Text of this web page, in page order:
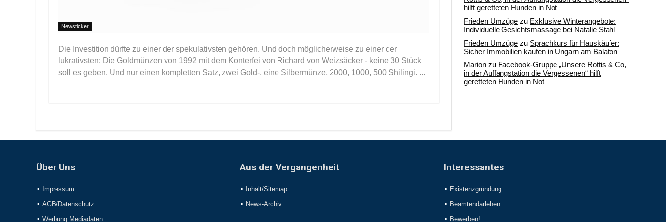
Newsticker
Die Investition dürfte zu einer der spekulativsten gehören. Und doch möglicherweise zu einer der
lukrativsten: Die Goldmünzen von 1992 mit dem Konterfei von Richard von Weizsäcker - keine 30 Stück
soll es geben. Und nur einen kompletten Satz, zwei Gold-, eine Silbermünze, 2000, 1000, 500 Shilingi. ...
hilft geretteten Hunden in Not
Frieden Umzüge zu Exklusive Winterangebote:
Individuelle Gesichtsmassage bei Natalie Stahl
Frieden Umzüge zu Sprachkurs für Hauskäufer:
Sicher Immobilien kaufen in Ungarn am Balaton
Marion zu Facebook-Gruppe „Unsere Rottis & Co,
in der Auffangstation die Vergessenen“ hilft
geretteten Hunden in Not
Über Uns
Impressum
AGB/Datenschutz
Werbung Mediadaten
Aus der Vergangenheit
Inhalt/Sitemap
News-Archiv
Interessantes
Existenzgründung
Beamtendarlehen
Bewerben!